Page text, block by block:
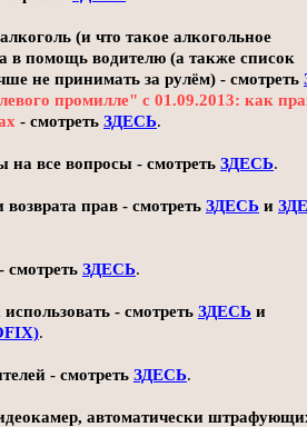
(и что такое алкогольное
в помощь водителю (а также список
не принимать за рулём) - смотреть
промилле" с 01.09.2013: как
- смотреть ЗДЕСЬ.
на все вопросы - смотреть ЗДЕСЬ.
прав - смотреть ЗДЕСЬ и
смотреть ЗДЕСЬ.
- смотреть ЗДЕСЬ и
.
- смотреть ЗДЕСЬ.
автоматически